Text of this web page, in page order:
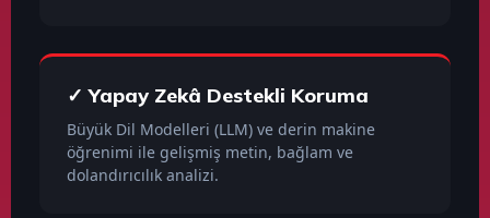
✓ Yapay Zekâ Destekli Koruma
Büyük Dil Modelleri (LLM) ve derin makine
öğrenimi ile gelişmiş metin, bağlam ve
dolandırıcılık analizi.